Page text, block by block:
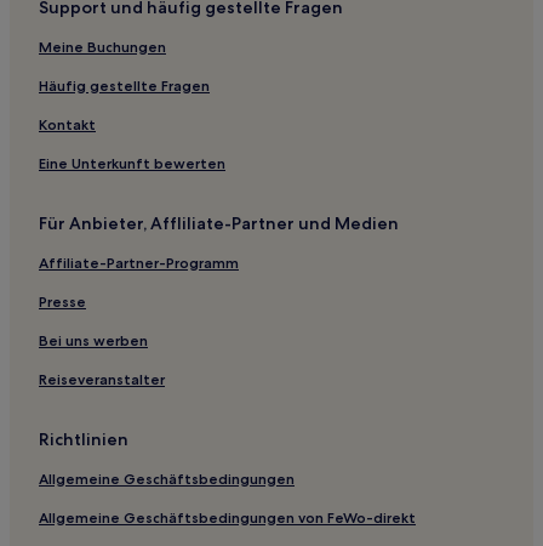
Hotels mit inbegriffenem Frühstück in La Crosse
Haustierfreundliche nahe Gibraltar Rock State Natural
Günstige in Hayward
Business in Black River Falls
Günstige in Black River Falls
Support und häufig gestellte Fragen
Meine Buchungen
Häufig gestellte Fragen
Kontakt
Eine Unterkunft bewerten
Für Anbieter, Affliliate-Partner und Medien
Affiliate-Partner-Programm
Presse
Bei uns werben
Reiseveranstalter
Richtlinien
Allgemeine Geschäftsbedingungen
Allgemeine Geschäftsbedingungen von FeWo-direkt